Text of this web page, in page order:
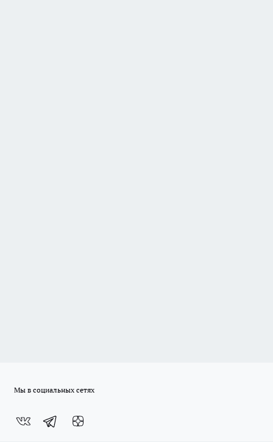
Мы в социальных сетях